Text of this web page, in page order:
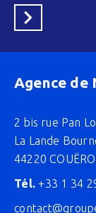
En savoir plus
Agence de
2 bis rue Pan
La Lande
44220
Tél. +33 1 34